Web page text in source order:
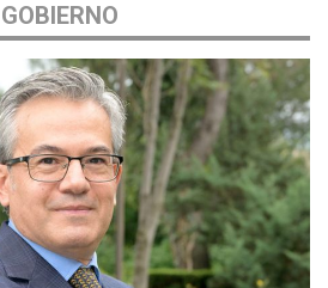
GOBIERNO